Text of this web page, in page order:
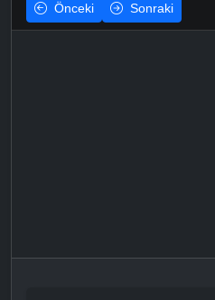
Önceki Sonraki